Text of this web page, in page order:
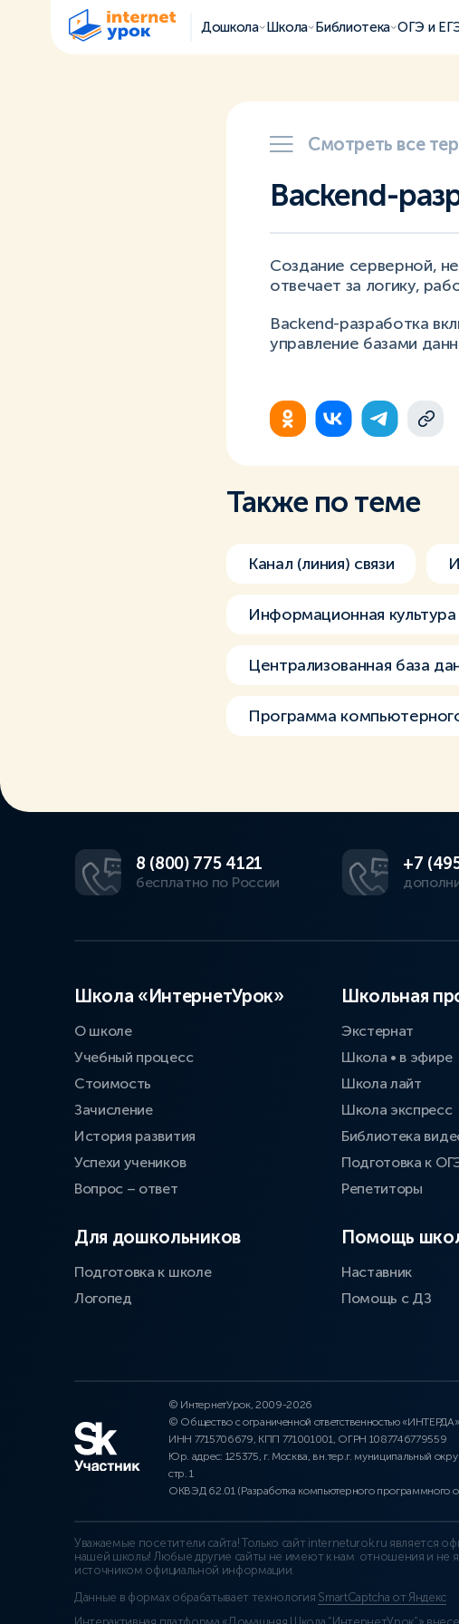
Дошкола Школа Библиотека ОГЭ и
Смотреть все
Backend-
Создание серверной,
отвечает за логику,
Backend-разработка
управление базами
Также по теме
Канал (линия) связи
Информационная культура
Централизованная база
Программа
8 (800) 775 4121
бесплатно по России
+7
Школа «ИнтернетУрок»
О школе
Учебный процесс
Стоимость
Зачисление
История развития
Успехи учеников
Вопрос – ответ
Для дошкольников
Подготовка к школе
Логопед
Школьная
Экстернат
Школа • в эфире
Школа лайт
Школа экспресс
Библиотека
Подготовка к
Репетиторы
Помощь
Наставник
Помощь с ДЗ
© ИнтернетУрок, 2009-2026
© Общество с ограниченной ответственностью
ИНН 7715706679, КПП 771001001, ОГРН 1087746779559
Юр. адрес: 125375, г. Москва, вн.тер.г. муниципальный
стр. 1
ОКВЭД 62.01 (Разработка компьютерного программного
Уважаемые посетители сайта! Только сайт interneturok.ru является
нашей школы! Любые другие сайты не имеют к нам отношения и не
источником официальной информации.
Данные в формах обрабатывает технология SmartCaptcha от Яндекс